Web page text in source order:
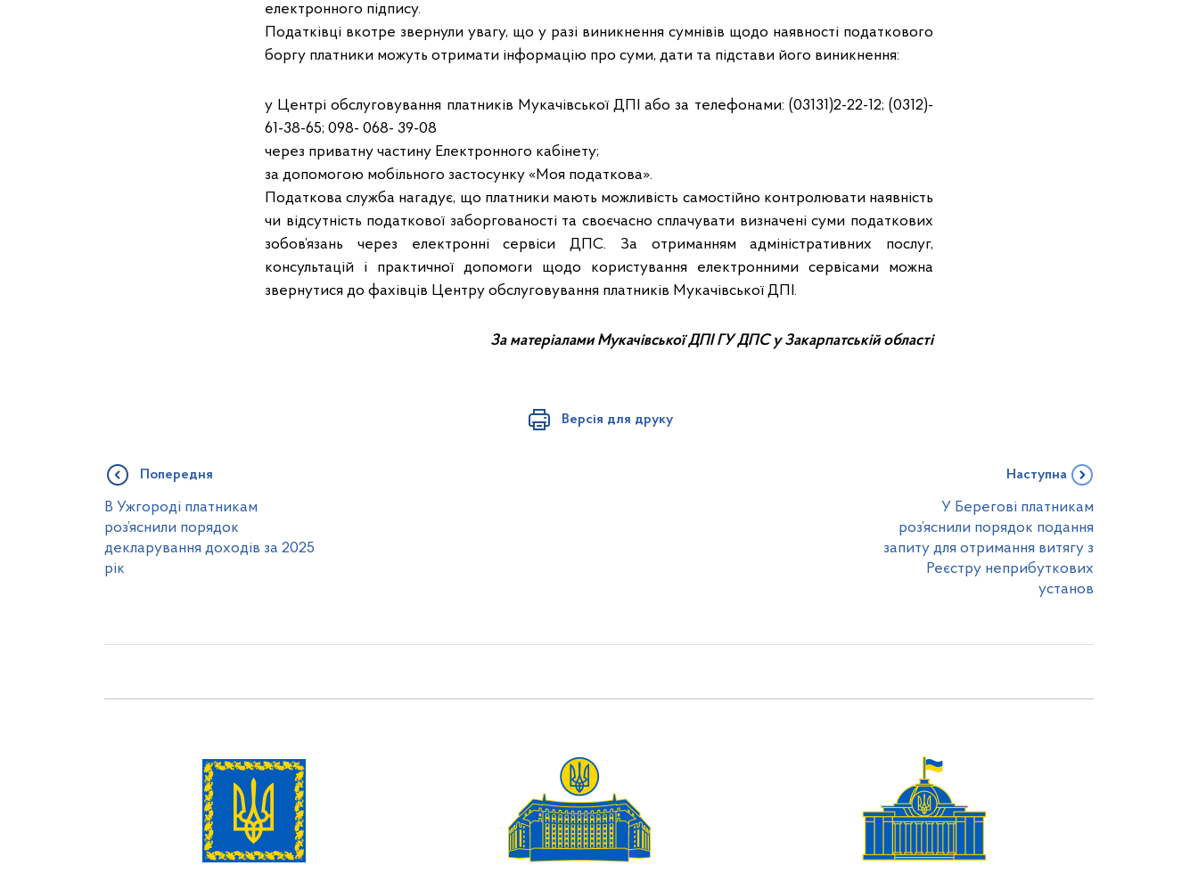
електронного підпису.
Податківці вкотре звернули увагу, що у разі виникнення сумнівів щодо наявності податкового
боргу платники можуть отримати інформацію про суми, дати та підстави його виникнення:
у Центрі обслуговування платників Мукачівської ДПІ або за телефонами: (03131)2-22-12; (0312)-
61-38-65; 098- 068- 39-08
через приватну частину Електронного кабінету;
за допомогою мобільного застосунку «Моя податкова».
Податкова служба нагадує, що платники мають можливість самостійно контролювати наявність
чи відсутність податкової заборгованості та своєчасно сплачувати визначені суми податкових
зобов’язань через електронні сервіси ДПС. За отриманням адміністративних послуг,
консультацій і практичної допомоги щодо користування електронними сервісами можна
звернутися до фахівців Центру обслуговування платників Мукачівської ДПІ.
За матеріалами Мукачівської ДПІ ГУ ДПС у Закарпатській області
Версія для друку
Попередня
В Ужгороді платникам
роз’яснили порядок
декларування доходів за 2025
рік
Наступна
У Берегові платникам
роз’яснили порядок подання
запиту для отримання витягу з
Реєстру неприбуткових
установ